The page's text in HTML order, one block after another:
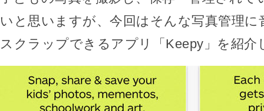
いと思いますが、今回はそんな写真管理
スクラップできるアプリ「Keepy」を紹介